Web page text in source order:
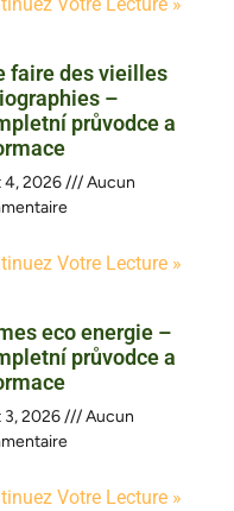
Votre Lecture »
faire des vieilles
–
průvodce a
4, 2026
Aucun
Votre Lecture »
eco energie –
průvodce a
3, 2026
Aucun
Votre Lecture »